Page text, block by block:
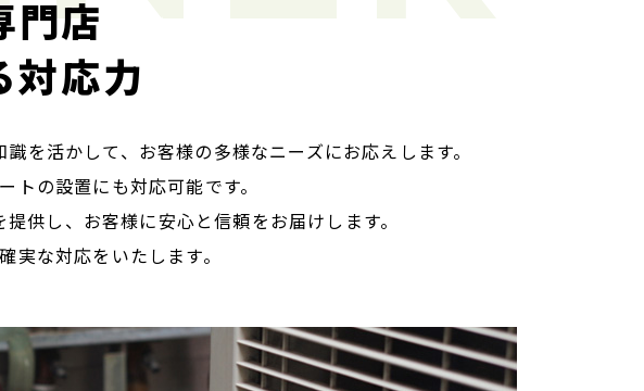
門店
対応力
を活かして、お客様の多様なニーズにお応えします。
の設置にも対応可能です。
供し、お客様に安心と信頼をお届けします。
な対応をいたします。